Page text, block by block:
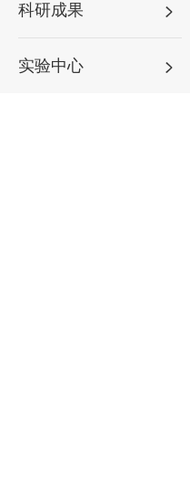
科研成果
实验中心